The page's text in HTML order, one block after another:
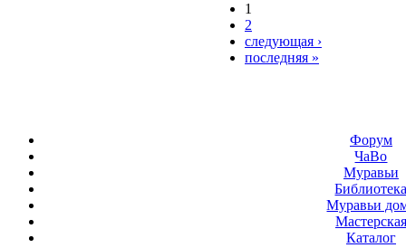
1
2
следующая ›
последняя »
Форум
ЧаВо
Муравьи
Муравьи
Мастерская
Каталог